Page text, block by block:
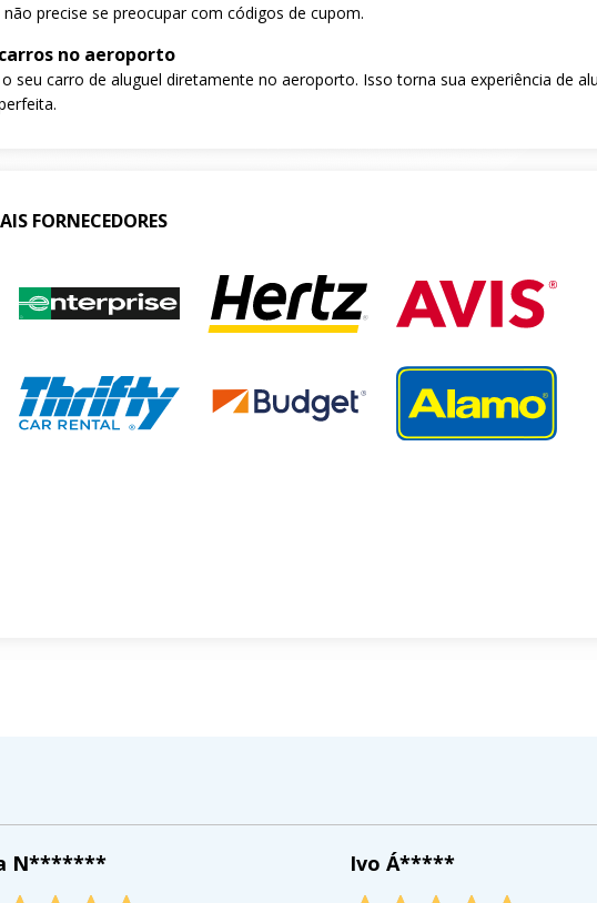
precise se preocupar com códigos de cupom.
no aeroporto
seu carro de aluguel diretamente no aeroporto. Isso torna sua experiência de
FORNECEDORES
N******* Ivo Á*****